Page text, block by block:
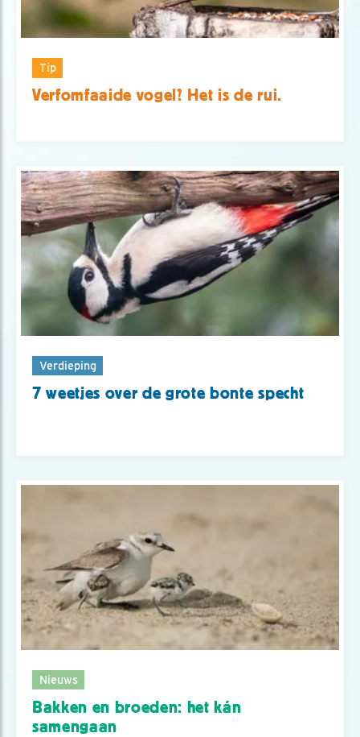
Tip
Verfomfaaide vogel? Het is de rui.
Verdieping
7 weetjes over de grote bonte specht
Nieuws
Bakken en broeden: het kán
samengaan